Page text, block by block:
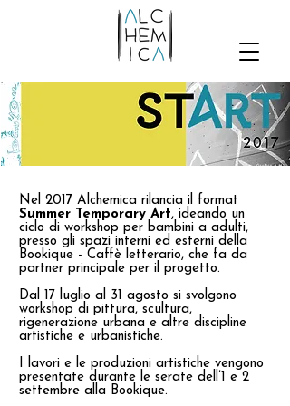
Nel 2017 Alchemica rilancia il format
Summer Temporary Art, ideando un
ciclo di workshop per bambini a adulti,
presso gli spazi interni ed esterni della
Bookique - Caffè letterario, che fa da
partner principale per il progetto.
Dal 17 luglio al 31 agosto si svolgono
workshop di pittura, scultura,
rigenerazione urbana e altre discipline
artistiche e urbanistiche.
I lavori e le produzioni artistiche vengono
presentate durante le serate dell’1 e 2
settembre alla Bookique.